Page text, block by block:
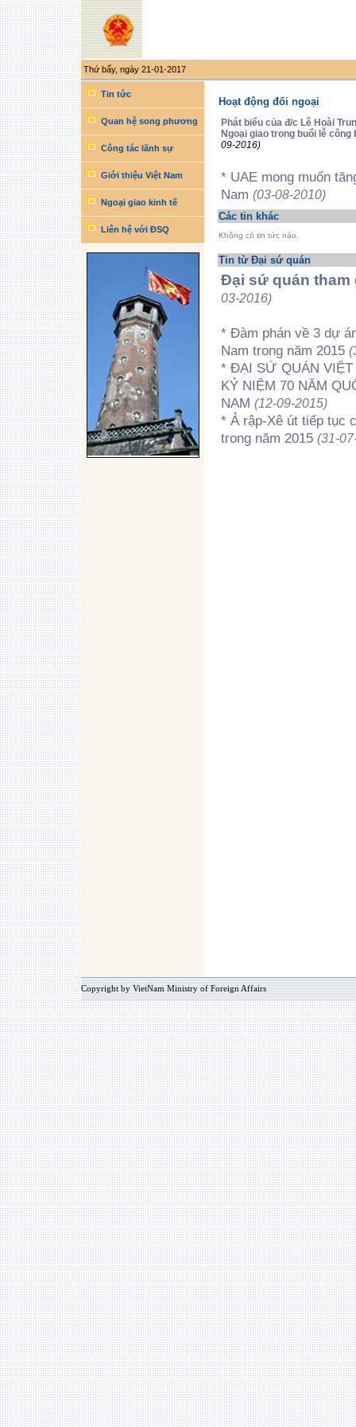
Thứ bẩy, ngày 21-01-2017
Công
cụ
việc
cá
Tin tức
Quan hệ song phương
Công tác lãnh sự
Giới thiệu Việt Nam
Ngoại giao kinh tế
Liên hệ với ĐSQ
Hoạt động đối ngoại
Phát biểu của đ/c Lê Hoài
Ngoại giao trong buổi lễ công
09-2016)
* UAE mong muốn
Nam (03-08-2010)
Các tin khác
Không có tin tức nào.
Tin từ Đại sứ quán
Đại sứ quán tham
03-2016)
* Đàm phán về 3 dự
Nam trong năm 2015
* ĐẠI SỨ QUÁN VIỆT
KỶ NIỆM 70 NĂM
NAM (12-09-2015)
* Ả rập-Xê út tiếp tục
trong năm 2015 (31-
Copyright by VietNam Ministry of Foreign Affairs